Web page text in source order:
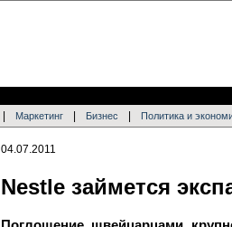
Маркетинг Бизнес Политика и
04.07.2011
Nestle займется